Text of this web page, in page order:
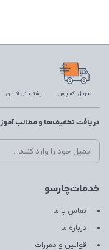
تحویل اکسپرس پشتیبانی آنلاین
خدمات‌چارسو
تماس با ما
درباره ما
قوانین و مقررات
دریافت تخفیف‌ها و مطالب